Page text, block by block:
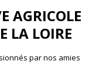
AGRICOLE
LA LOIRE
par nos amies